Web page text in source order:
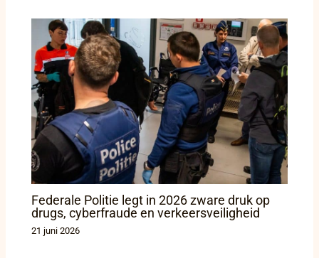
Federale Politie legt in 2026 zware druk op
drugs, cyberfraude en verkeersveiligheid
21 juni 2026